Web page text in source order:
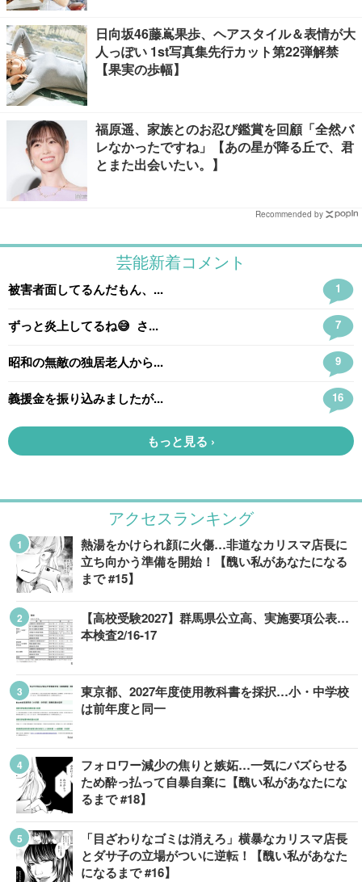
日向坂46藤嶌果歩、ヘアスタイル＆表情が大
人っぽい 1st写真集先行カット第22弾解禁
【果実の歩幅】
福原遥、家族とのお忍び鑑賞を回顧「全然バ
レなかったですね」【あの星が降る丘で、君
とまた出会いたい。】
Recommended by
アクセスランキング
熱湯をかけられ顔に火傷…非道なカリスマ店長に
立ち向かう準備を開始！【醜い私があなたになる
まで #15】
【高校受験2027】群馬県公立高、実施要項公表…
本検査2/16-17
東京都、2027年度使用教科書を採択…小・中学校
は前年度と同一
フォロワー減少の焦りと嫉妬…一気にバズらせる
ため酔っ払って自暴自棄に【醜い私があなたにな
るまで #18】
「目ざわりなゴミは消えろ」横暴なカリスマ店長
とダサ子の立場がついに逆転！【醜い私があなた
になるまで #16】